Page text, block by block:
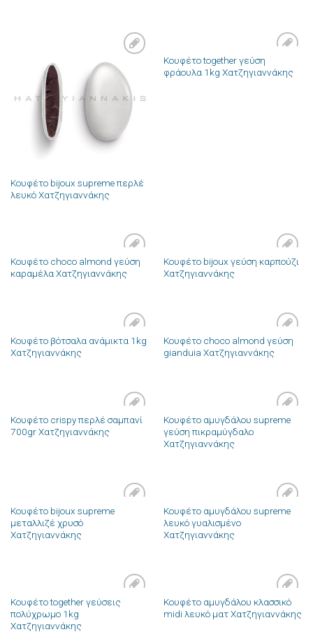
Πρόσθήκη
στην λίστα
επιθυμιών
Κουφέτο bijoux supreme περλέ
λευκό Χατζηγιαννάκης
Πρόσθήκη
στην λίστα
Κουφέτο together γεύση
φράουλα 1kg Χατζηγιαννάκης
Πρόσθήκη
στην λίστα
Κουφέτο choco almond γεύση
καραμέλα Χατζηγιαννάκης
Πρόσθήκη
Κουφέτο bijoux γεύση καρπούζι
Χατζηγιαννάκης
Πρόσθήκη
Κουφέτο βότσαλα ανάμικτα 1kg
Χατζηγιαννάκης
Πρόσθήκη
στην λίστα
Κουφέτο choco almond γεύση
gianduia Χατζηγιαννάκης
Πρόσθήκη
στην λίστα
Κουφέτο crispy περλέ σαμπανί
700gr Χατζηγιαννάκης
Πρόσθήκη
Κουφέτο αμυγδάλου supreme
γεύση πικραμύγδαλο
Χατζηγιαννάκης
Πρόσθήκη
Κουφέτο bijoux supreme
μεταλλιζέ χρυσό
Χατζηγιαννάκης
Πρόσθήκη
Κουφέτο αμυγδάλου supreme
λευκό γυαλισμένο
Χατζηγιαννάκης
Πρόσθήκη
Κουφέτο together γεύσεις
πολύχρωμο 1kg
Χατζηγιαννάκης
Πρόσθήκη
στην λίστα
Κουφέτο αμυγδάλου κλασσικό
midi λευκό ματ Χατζηγιαννάκης